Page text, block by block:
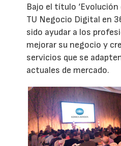
Bajo el título
TU Negocio Digital en
sido ayudar a los
mejorar su negocio y
servicios que se
actuales de mercado.